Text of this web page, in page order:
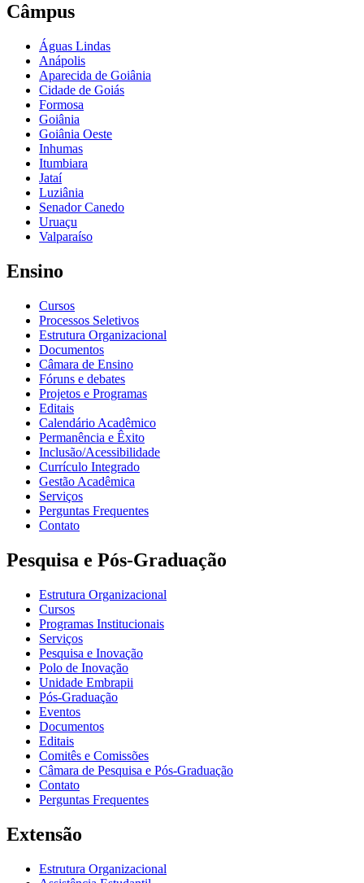
Câmpus
Águas Lindas
Anápolis
Aparecida de Goiânia
Cidade de Goiás
Formosa
Goiânia
Goiânia Oeste
Inhumas
Itumbiara
Jataí
Luziânia
Senador Canedo
Uruaçu
Valparaíso
Ensino
Cursos
Processos Seletivos
Estrutura Organizacional
Documentos
Câmara de Ensino
Fóruns e debates
Projetos e Programas
Editais
Calendário Acadêmico
Permanência e Êxito
Inclusão/Acessibilidade
Currículo Integrado
Gestão Acadêmica
Serviços
Perguntas Frequentes
Contato
Pesquisa e Pós-Graduação
Estrutura Organizacional
Cursos
Programas Institucionais
Serviços
Pesquisa e Inovação
Polo de Inovação
Unidade Embrapii
Pós-Graduação
Eventos
Documentos
Editais
Comitês e Comissões
Câmara de Pesquisa e Pós-Graduação
Contato
Perguntas Frequentes
Extensão
Estrutura Organizacional